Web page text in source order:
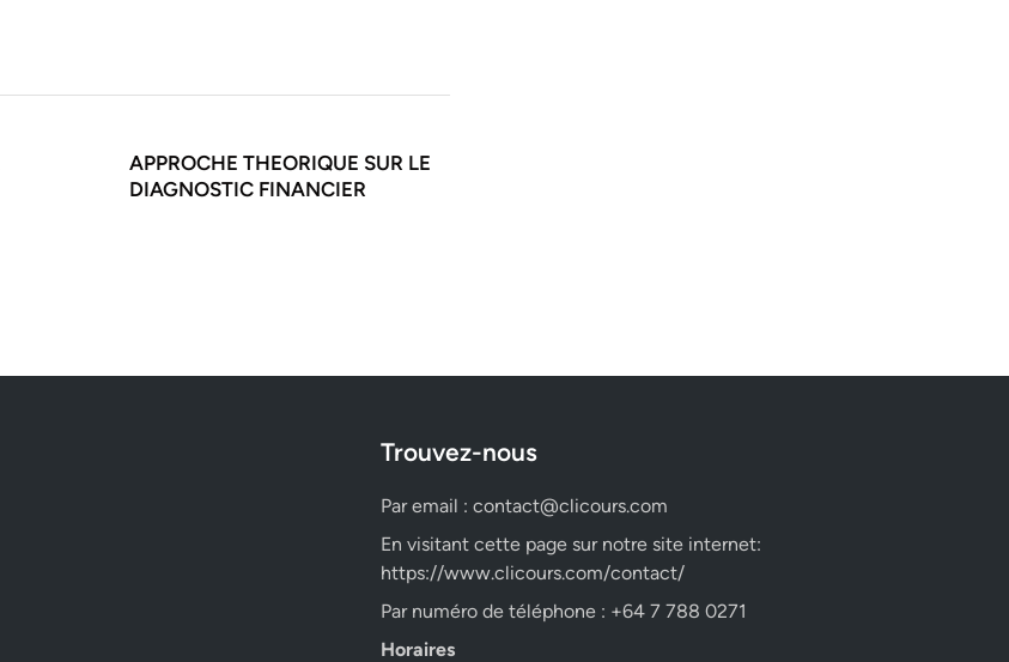
APPROCHE THEORIQUE SUR LE
DIAGNOSTIC FINANCIER
Trouvez-nous
Par email : contact@clicours.com
En visitant cette page sur notre site internet:
https://www.clicours.com/contact/
Par numéro de téléphone : +64 7 788 0271
Horaires